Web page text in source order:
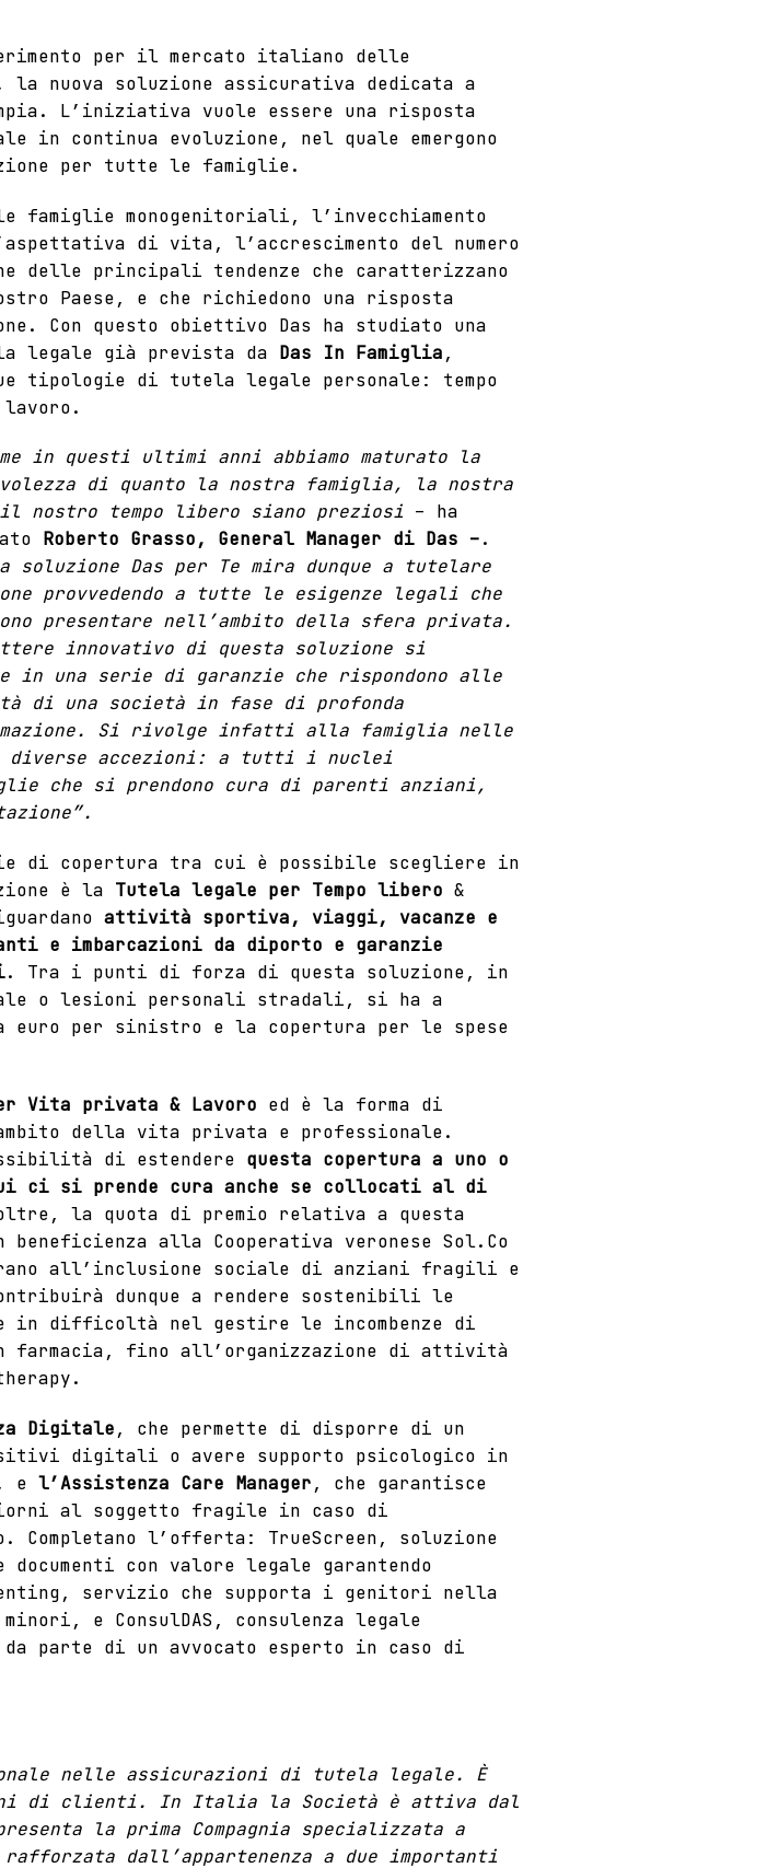
per il mercato italiano delle
la nuova soluzione assicurativa dedicata a
L’iniziativa vuole essere una risposta
in continua evoluzione, nel quale emergono
per tutte le famiglie.
famiglie monogenitoriali, l’invecchiamento
di vita, l’accrescimento del numero
delle principali tendenze che caratterizzano
Paese, e che richiedono una risposta
Con questo obiettivo Das ha studiato una
legale già prevista da Das In Famiglia,
tipologie di tutela legale personale: tempo
lavoro.
in questi ultimi anni abbiamo maturato la
di quanto la nostra famiglia, la nostra
il nostro tempo libero siano preziosi – ha
Roberto Grasso, General Manager di Das –.
soluzione Das per Te mira dunque a tutelare
provvedendo a tutte le esigenze legali che
presentare nell’ambito della sfera privata.
innovativo di questa soluzione si
una serie di garanzie che rispondono alle
di una società in fase di profonda
Si rivolge infatti alla famiglia nelle
diverse accezioni: a tutti i nuclei
che si prendono cura di parenti anziani,
di copertura tra cui è possibile scegliere in
è la Tutela legale per Tempo libero &
attività sportiva, viaggi, vacanze e
e imbarcazioni da diporto e garanzie
. Tra i punti di forza di questa soluzione, in
o lesioni personali stradali, si ha a
euro per sinistro e la copertura per le spese
Vita privata & Lavoro ed è la forma di
della vita privata e professionale.
di estendere questa copertura a uno o
ci si prende cura anche se collocati al di
la quota di premio relativa a questa
alla Cooperativa veronese Sol.Co
all’inclusione sociale di anziani fragili e
dunque a rendere sostenibili le
in difficoltà nel gestire le incombenze di
farmacia, fino all’organizzazione di attività
Digitale, che permette di disporre di un
digitali o avere supporto psicologico in
e l’Assistenza Care Manager, che garantisce
al soggetto fragile in caso di
l’offerta: TrueScreen, soluzione
con valore legale garantendo
servizio che supporta i genitori nella
e ConsulDAS, consulenza legale
parte di un avvocato esperto in caso di
nelle assicurazioni di tutela legale. È
di clienti. In Italia la Società è attiva dal
la prima Compagnia specializzata a
dall’appartenenza a due importanti